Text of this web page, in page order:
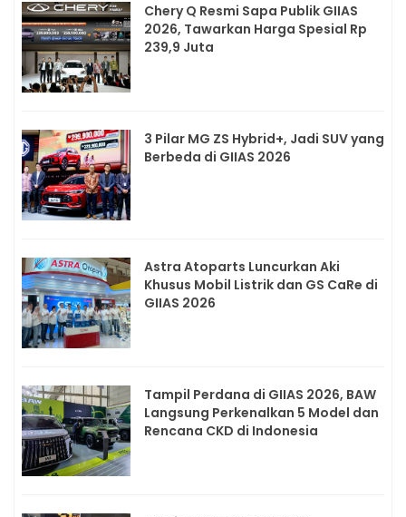
Chery Q Resmi Sapa Publik GIIAS
2026, Tawarkan Harga Spesial Rp
239,9 Juta
3 Pilar MG ZS Hybrid+, Jadi SUV yang
Berbeda di GIIAS 2026
Astra Atoparts Luncurkan Aki
Khusus Mobil Listrik dan GS CaRe di
GIIAS 2026
Tampil Perdana di GIIAS 2026, BAW
Langsung Perkenalkan 5 Model dan
Rencana CKD di Indonesia